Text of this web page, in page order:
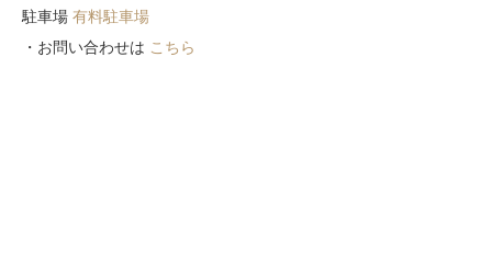
駐車場 有料駐車場
・お問い合わせは こちら